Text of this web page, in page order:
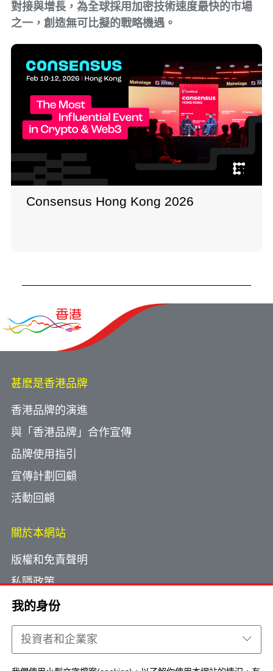
我的身份
投資者和企業家
對接與增長，為全球採用加密技術速度最快的市場
之一，創造無可比擬的戰略機遇。
Consensus Hong Kong 2026
甚麽是香港品牌
香港品牌的演進
與「香港品牌」合作宣傳
品牌使用指引
宣傳計劃回顧
活動回顧
關於本網站
版權和免責聲明
私隱政策
使用小型文字檔案
網頁指南
聯絡我們